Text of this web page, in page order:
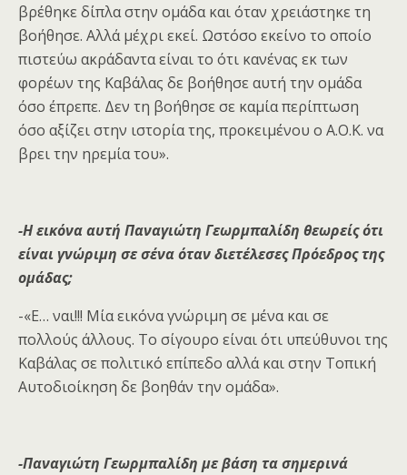
βρέθηκε δίπλα στην ομάδα και όταν χρειάστηκε τη
βοήθησε. Αλλά μέχρι εκεί. Ωστόσο εκείνο το οποίο
πιστεύω ακράδαντα είναι το ότι κανένας εκ των
φορέων της Καβάλας δε βοήθησε αυτή την ομάδα
όσο έπρεπε. Δεν τη βοήθησε σε καμία περίπτωση
όσο αξίζει στην ιστορία της, προκειμένου ο Α.Ο.Κ. να
βρει την ηρεμία του».
-Η εικόνα αυτή Παναγιώτη Γεωρμπαλίδη θεωρείς ότι
είναι γνώριμη σε σένα όταν διετέλεσες Πρόεδρος της
ομάδας;
-«Ε… ναι!!! Μία εικόνα γνώριμη σε μένα και σε
πολλούς άλλους. Το σίγουρο είναι ότι υπεύθυνοι της
Καβάλας σε πολιτικό επίπεδο αλλά και στην Τοπική
Αυτοδιοίκηση δε βοηθάν την ομάδα».
-Παναγιώτη Γεωρμπαλίδη με βάση τα σημερινά